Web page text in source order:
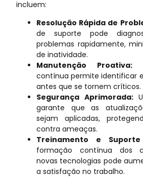
incluem:
Resolução Rápida de
de suporte pode
problemas rapidamente,
de inatividade.
Manutenção Proativa:A
contínua permite identificar
antes que se tornem críticos.
Segurança Aprimorada:
garante que as
sejam aplicadas,
contra ameaças.
Treinamento e
formação contínua dos
novas tecnologias pode
a satisfação no trabalho.